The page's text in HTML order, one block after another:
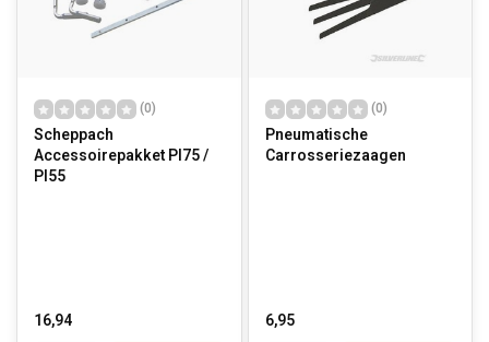
(0)
Scheppach
Accessoirepakket Pl75 /
Pl55
16,94
(0)
Pneumatische
Carrosseriezaagen
6,95